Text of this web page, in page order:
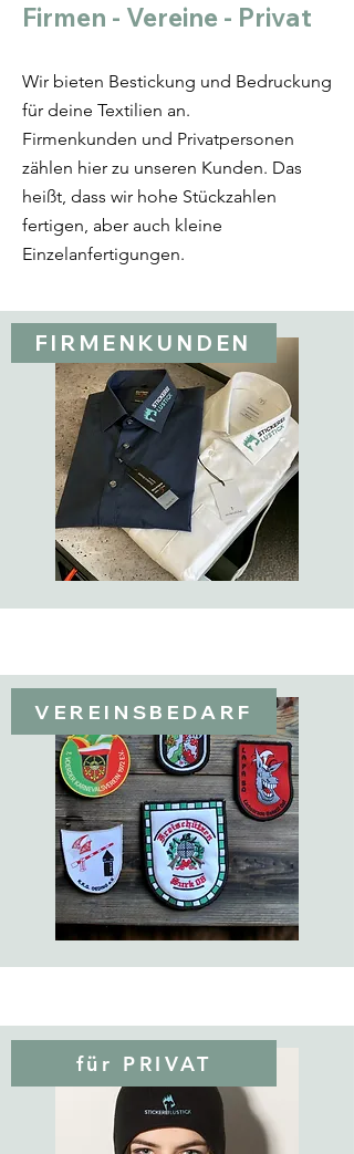
Firmen - Vereine - Privat
Wir bieten Bestickung und Bedruckung
für deine Textilien an.
Firmenkunden und Privatpersonen
zählen hier zu unseren Kunden. Das
heißt, dass wir hohe Stückzahlen
fertigen, aber auch kleine
Einzelanfertigungen.
FIRMENKUNDEN
VEREINSBEDARF
für PRIVAT